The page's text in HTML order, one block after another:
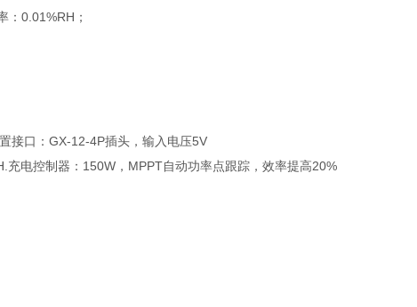
：0.01%RH；
接口：GX-12-4P插头，输入电压5V
电控制器：150W，MPPT自动功率点跟踪，效率提高20%